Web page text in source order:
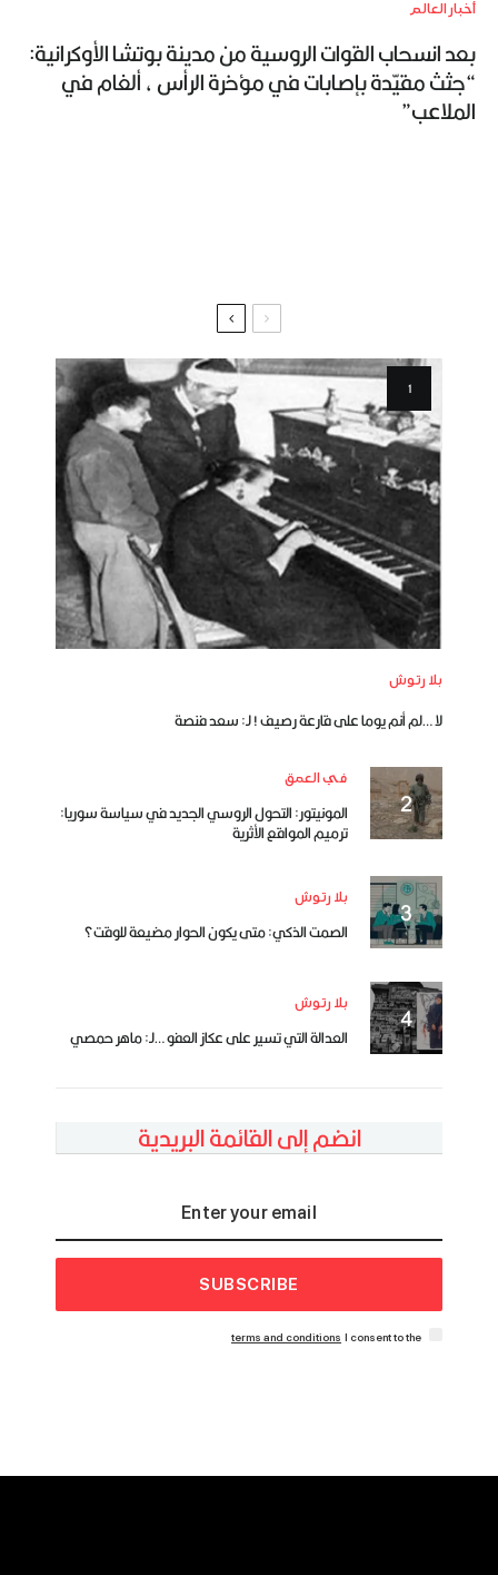
أخبار العالم
بعد انسحاب القوات الروسية من مدينة بوتشا الأوكرانية:
“جثث مقيّدة بإصابات في مؤخرة الرأس ، ألغام في
الملاعب”
بلا رتوش
لا …لم أنم يوما على قارعة رصيف ! لـ: سعد فنصة
في العمق
المونيتور: التحول الروسي الجديد في سياسة سوريا:
ترميم المواقع الأثرية
بلا رتوش
الصمت الذكي: متى يكون الحوار مضيعة للوقت؟
بلا رتوش
العدالة التي تسير على عكاز العفو …لـ: ماهر حمصي
انضم إلى القائمة البريدية
SUBSCRIBE
I consent to the
terms and conditions